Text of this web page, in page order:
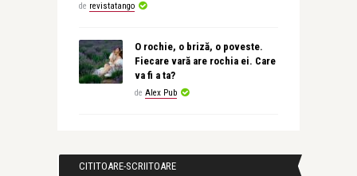
de revistatango
O rochie, o briză, o poveste.
Fiecare vară are rochia ei. Care
va fi a ta?
de Alex Pub
CITITOARE-SCRIITOARE